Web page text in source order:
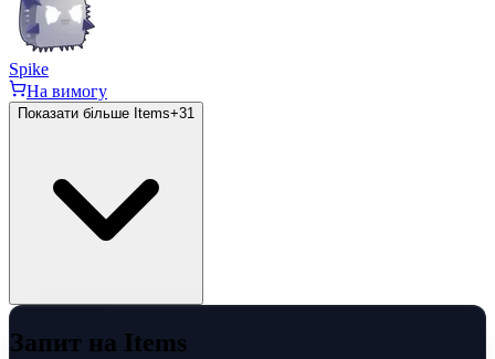
Spike
На вимогу
Показати більше Items+31
Запит на Items